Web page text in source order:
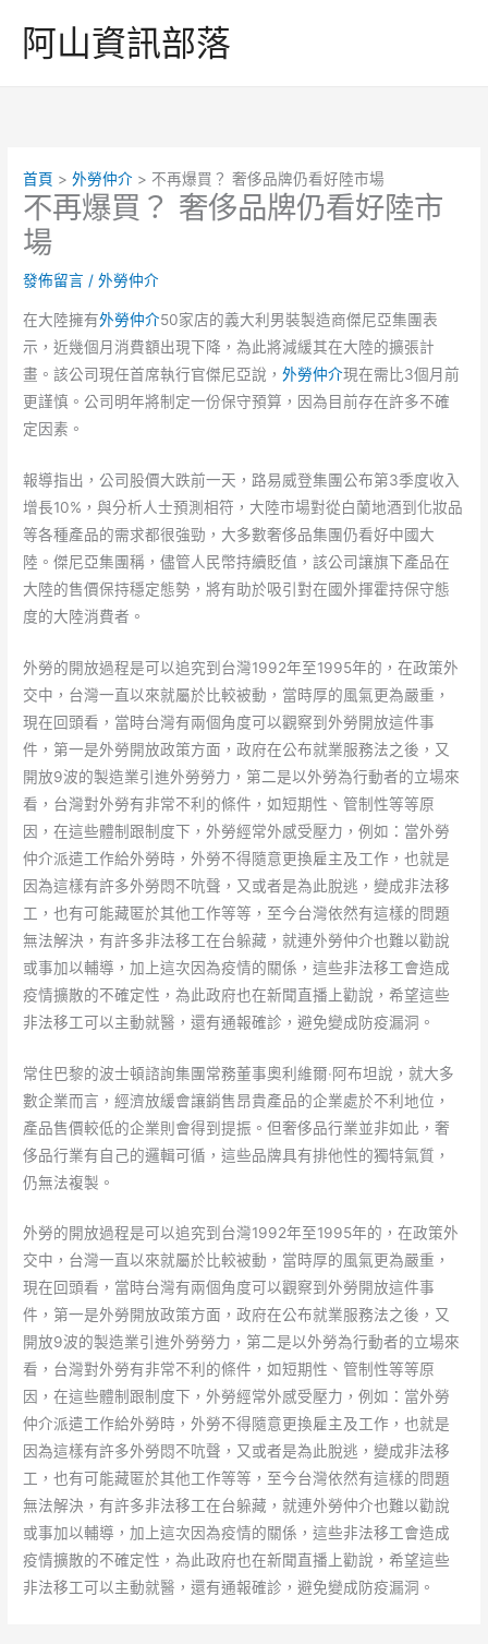
阿山資訊部落
首頁 外勞仲介 不再爆買？ 奢侈品牌仍看好陸市場
不再爆買？ 奢侈品牌仍看好陸市
場
發佈留言 /外勞仲介
在大陸擁有外勞仲介50家店的義大利男裝製造商傑尼亞集團表
示，近幾個月消費額出現下降，為此將減緩其在大陸的擴張計
畫。該公司現任首席執行官傑尼亞說，外勞仲介現在需比3個月前
更謹慎。公司明年將制定一份保守預算，因為目前存在許多不確
定因素。
報導指出，公司股價大跌前一天，路易威登集團公布第3季度收入
增長10%，與分析人士預測相符，大陸市場對從白蘭地酒到化妝品
等各種產品的需求都很強勁，大多數奢侈品集團仍看好中國大
陸。傑尼亞集團稱，儘管人民幣持續貶值，該公司讓旗下產品在
大陸的售價保持穩定態勢，將有助於吸引對在國外揮霍持保守態
度的大陸消費者。
外勞的開放過程是可以追究到台灣1992年至1995年的，在政策外
交中，台灣一直以來就屬於比較被動，當時厚的風氣更為嚴重，
現在回頭看，當時台灣有兩個角度可以觀察到外勞開放這件事
件，第一是外勞開放政策方面，政府在公布就業服務法之後，又
開放9波的製造業引進外勞勞力，第二是以外勞為行動者的立場來
看，台灣對外勞有非常不利的條件，如短期性、管制性等等原
因，在這些體制跟制度下，外勞經常外感受壓力，例如：當外勞
仲介派遣工作給外勞時，外勞不得隨意更換雇主及工作，也就是
因為這樣有許多外勞悶不吭聲，又或者是為此脫逃，變成非法移
工，也有可能藏匿於其他工作等等，至今台灣依然有這樣的問題
無法解決，有許多非法移工在台躲藏，就連外勞仲介也難以勸說
或事加以輔導，加上這次因為疫情的關係，這些非法移工會造成
疫情擴散的不確定性，為此政府也在新聞直播上勸說，希望這些
非法移工可以主動就醫，還有通報確診，避免變成防疫漏洞。
常住巴黎的波士頓諮詢集團常務董事奧利維爾‧阿布坦說，就大多
數企業而言，經濟放緩會讓銷售昂貴產品的企業處於不利地位，
產品售價較低的企業則會得到提振。但奢侈品行業並非如此，奢
侈品行業有自己的邏輯可循，這些品牌具有排他性的獨特氣質，
仍無法複製。
外勞的開放過程是可以追究到台灣1992年至1995年的，在政策外
交中，台灣一直以來就屬於比較被動，當時厚的風氣更為嚴重，
現在回頭看，當時台灣有兩個角度可以觀察到外勞開放這件事
件，第一是外勞開放政策方面，政府在公布就業服務法之後，又
開放9波的製造業引進外勞勞力，第二是以外勞為行動者的立場來
看，台灣對外勞有非常不利的條件，如短期性、管制性等等原
因，在這些體制跟制度下，外勞經常外感受壓力，例如：當外勞
仲介派遣工作給外勞時，外勞不得隨意更換雇主及工作，也就是
因為這樣有許多外勞悶不吭聲，又或者是為此脫逃，變成非法移
工，也有可能藏匿於其他工作等等，至今台灣依然有這樣的問題
無法解決，有許多非法移工在台躲藏，就連外勞仲介也難以勸說
或事加以輔導，加上這次因為疫情的關係，這些非法移工會造成
疫情擴散的不確定性，為此政府也在新聞直播上勸說，希望這些
非法移工可以主動就醫，還有通報確診，避免變成防疫漏洞。